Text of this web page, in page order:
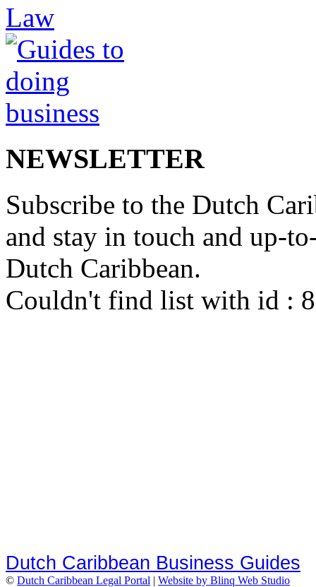
NEWSLETTER
Subscribe to the Dutch
and stay in touch and up-
Dutch Caribbean.
Couldn't find list with id :
Dutch Caribbean Business Guides
© Dutch Caribbean Legal Portal | Website by Blinq Web Studio